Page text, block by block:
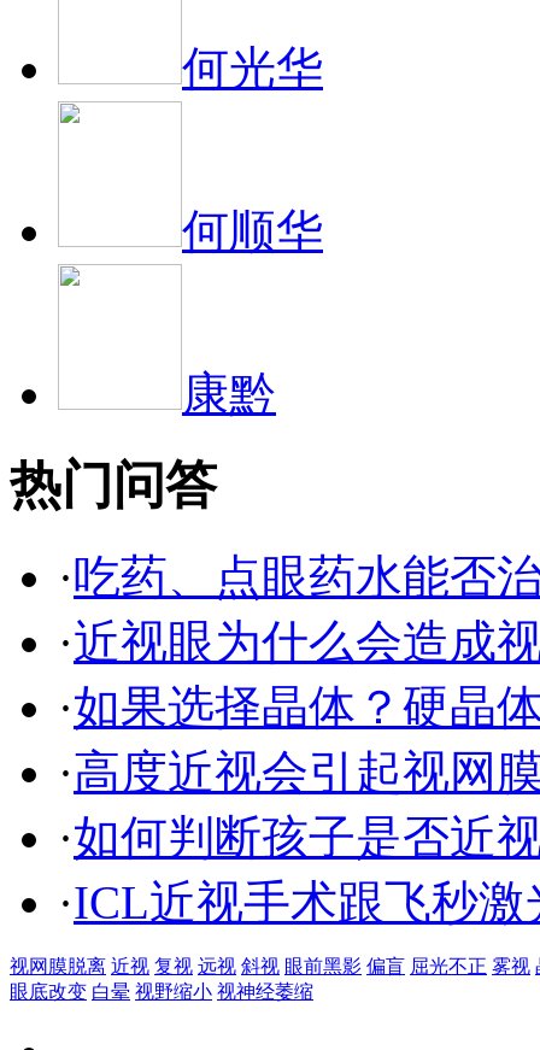
何光华
何顺华
康黔
热门问答
·吃药、点眼药水能否
·近视眼为什么会造成
·如果选择晶体？硬晶
·高度近视会引起视网
·如何判断孩子是否近
·ICL近视手术跟飞秒
视网膜脱离 近视 复视 远视 斜视 眼前黑影 偏盲 屈光不正 雾视
眼底改变 白晕 视野缩小 视神经萎缩